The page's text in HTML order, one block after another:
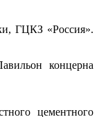
ГЦКЗ «Россия».
концерна
цементного